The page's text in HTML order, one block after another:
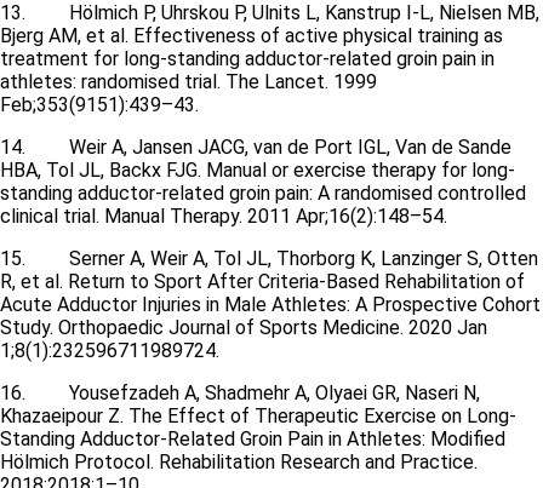
13. Hölmich P, Uhrskou P, Ulnits L, Kanstrup I-L, Nielsen MB,
Bjerg AM, et al. Effectiveness of active physical training as
treatment for long-standing adductor-related groin pain in
athletes: randomised trial. The Lancet. 1999
Feb;353(9151):439–43.
14. Weir A, Jansen JACG, van de Port IGL, Van de Sande
HBA, Tol JL, Backx FJG. Manual or exercise therapy for long-
standing adductor-related groin pain: A randomised controlled
clinical trial. Manual Therapy. 2011 Apr;16(2):148–54.
15. Serner A, Weir A, Tol JL, Thorborg K, Lanzinger S, Otten
R, et al. Return to Sport After Criteria-Based Rehabilitation of
Acute Adductor Injuries in Male Athletes: A Prospective Cohort
Study. Orthopaedic Journal of Sports Medicine. 2020 Jan
1;8(1):232596711989724.
16. Yousefzadeh A, Shadmehr A, Olyaei GR, Naseri N,
Khazaeipour Z. The Effect of Therapeutic Exercise on Long-
Standing Adductor-Related Groin Pain in Athletes: Modified
Hölmich Protocol. Rehabilitation Research and Practice.